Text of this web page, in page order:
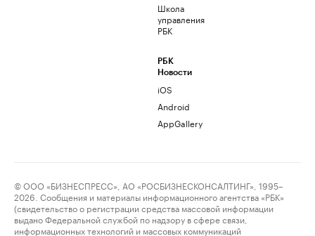
Школа
управления
РБК
РБК
Новости
iOS
Android
AppGallery
© ООО «БИЗНЕСПРЕСС», АО «РОСБИЗНЕСКОНСАЛТИНГ», 1995–
2026. Сообщения и материалы информационного агентства «РБК»
(свидетельство о регистрации средства массовой информации
выдано Федеральной службой по надзору в сфере связи,
информационных технологий и массовых коммуникаций